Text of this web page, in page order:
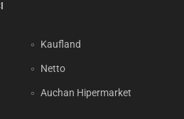
Kaufland
Netto
Auchan Hipermarket